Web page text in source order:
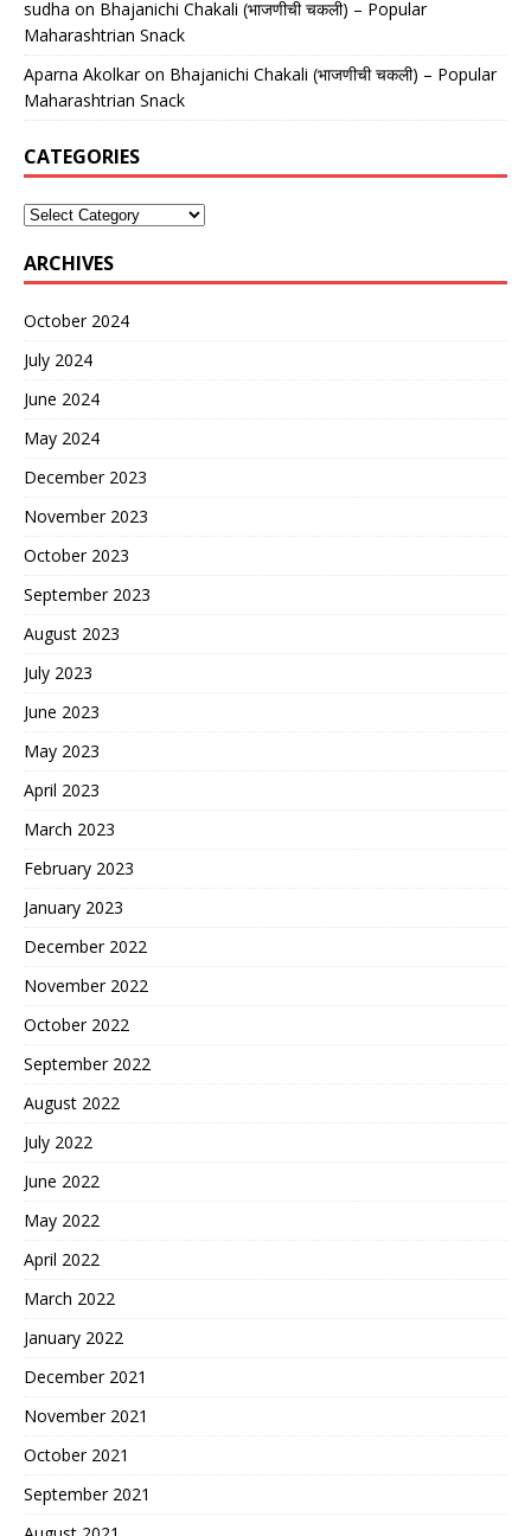
sudha on Bhajanichi Chakali (भाजणीची चकली) – Popular
Maharashtrian Snack
Aparna Akolkaron Bhajanichi Chakali (भाजणीची चकली) – Popular
Maharashtrian Snack
CATEGORIES
ARCHIVES
October 2024
July 2024
June 2024
May 2024
December 2023
November 2023
October 2023
September 2023
August 2023
July 2023
June 2023
May 2023
April 2023
March 2023
February 2023
January 2023
December 2022
November 2022
October 2022
September 2022
August 2022
July 2022
June 2022
May 2022
April 2022
March 2022
January 2022
December 2021
November 2021
October 2021
September 2021